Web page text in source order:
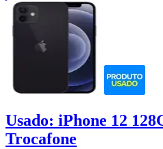
Usado: iPhone 12
Trocafone